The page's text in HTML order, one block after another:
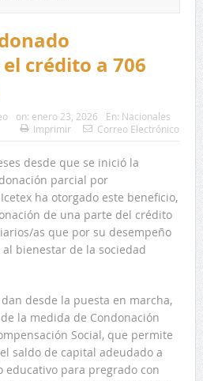
crédito a 706
on: enero 23, 2026 En: Nacionales
Imprimir Correo Electrónico
desde que se inició la
parcial por
ha otorgado este beneficio,
de una parte del crédito
as que por su desempeño
bienestar de la sociedad
desde la puesta en marcha,
la medida de Condonación
Social, que permite
saldo de capital adeudado a
educativo para pregrado con